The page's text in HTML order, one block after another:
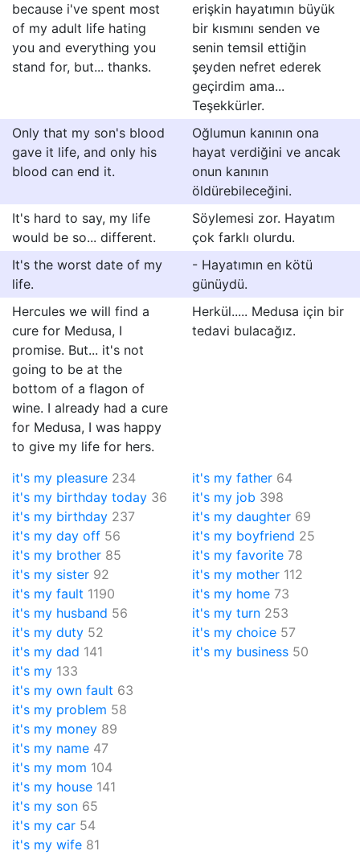
because i've spent most
of my adult life hating
you and everything you
stand for, but... thanks.
erişkin hayatımın büyük
bir kısmını senden ve
senin temsil ettiğin
şeyden nefret ederek
geçirdim ama...
Teşekkürler.
Only that my son's blood
gave it life, and only his
blood can end it.
Oğlumun kanının ona
hayat verdiğini ve ancak
onun kanının
öldürebileceğini.
It's hard to say, my life
would be so... different.
Söylemesi zor. Hayatım
çok farklı olurdu.
It's the worst date of my
life.
- Hayatımın en kötü
günüydü.
Hercules we will find a
cure for Medusa, I
promise. But... it's not
going to be at the
bottom of a flagon of
wine. I already had a cure
for Medusa, I was happy
to give my life for hers.
Herkül..... Medusa için bir
tedavi bulacağız.
it's my pleasure 234
it's my birthday today 36
it's my birthday 237
it's my day off 56
it's my brother 85
it's my sister 92
it's my fault 1190
it's my husband 56
it's my duty 52
it's my dad 141
it's my father 64
it's my job 398
it's my daughter 69
it's my boyfriend 25
it's my favorite 78
it's my mother 112
it's my home 73
it's my turn 253
it's my choice 57
it's my business 50
it's my 133
it's my own fault 63
it's my problem 58
it's my money 89
it's my name 47
it's my mom 104
it's my house 141
it's my son 65
it's my car 54
it's my wife 81